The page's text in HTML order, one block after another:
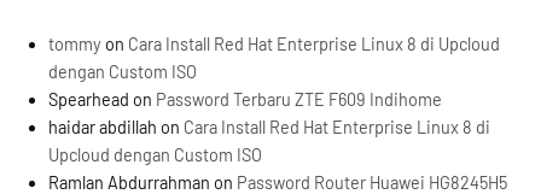
tommy on Cara Install Red Hat Enterprise Linux 8 di Upcloud
dengan Custom ISO
Spearhead on Password Terbaru ZTE F609 Indihome
haidar abdillah on Cara Install Red Hat Enterprise Linux 8 di
Upcloud dengan Custom ISO
Ramlan Abdurrahman on Password Router Huawei HG8245H5